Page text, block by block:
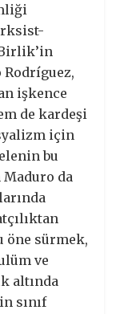
işkence
de kardeşi
için
bu
da
öne sürmek,
ve
altında
sınıf